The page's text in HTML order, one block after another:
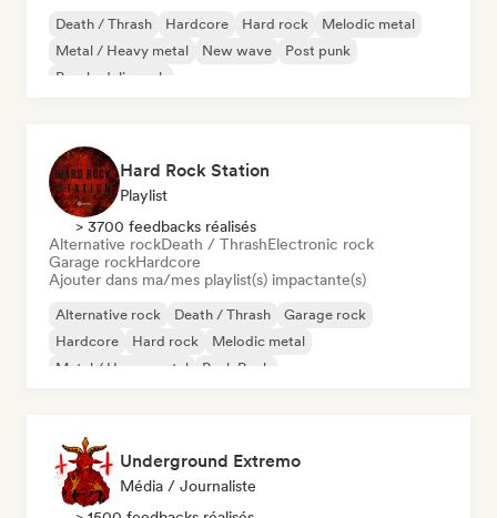
Death / Thrash Hardcore Hard rock
Melodic metal
Metal / Heavy metal
New wave
Post punk
Psychedelic rock
Hard Rock Station
Playlist
> 3700 feedbacks réalisés
Alternative rockDeath / ThrashElectronic rock
Garage rockHardcore
Ajouter dans ma/mes playlist(s) impactante(s)
Alternative rock Death / Thrash
Garage rock
Hardcore
Hard rock
Melodic metal
Metal / Heavy metal
Punk Rock
Underground Extremo
Média / Journaliste